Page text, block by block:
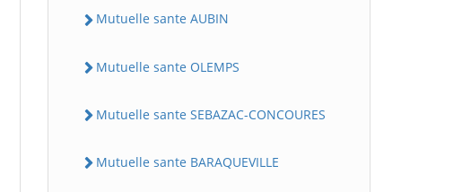
Mutuelle sante AUBIN
Mutuelle sante OLEMPS
Mutuelle sante SEBAZAC-CONCOURES
Mutuelle sante BARAQUEVILLE